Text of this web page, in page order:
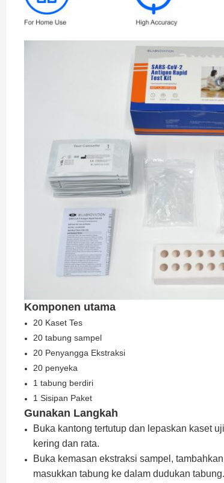
Komponen utama
20 Kaset Tes
20 tabung sampel
20 Penyangga Ekstraksi
20 penyeka
1 tabung berdiri
1 Sisipan Paket
Gunakan Langkah
Buka kantong tertutup dan lepaskan kaset
kering dan rata.
Buka kemasan ekstraksi sampel,
masukkan tabung ke dalam dudukan tabung.